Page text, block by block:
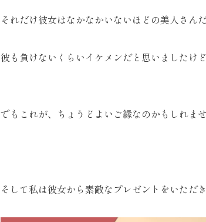
それだけ彼女はなかなかいないほどの美人さん
彼も負けないくらいイケメンだと思いましたけ
でもこれが、ちょうどよいご縁なのかもしれませ
そして私は彼女から素敵なプレゼントをいた